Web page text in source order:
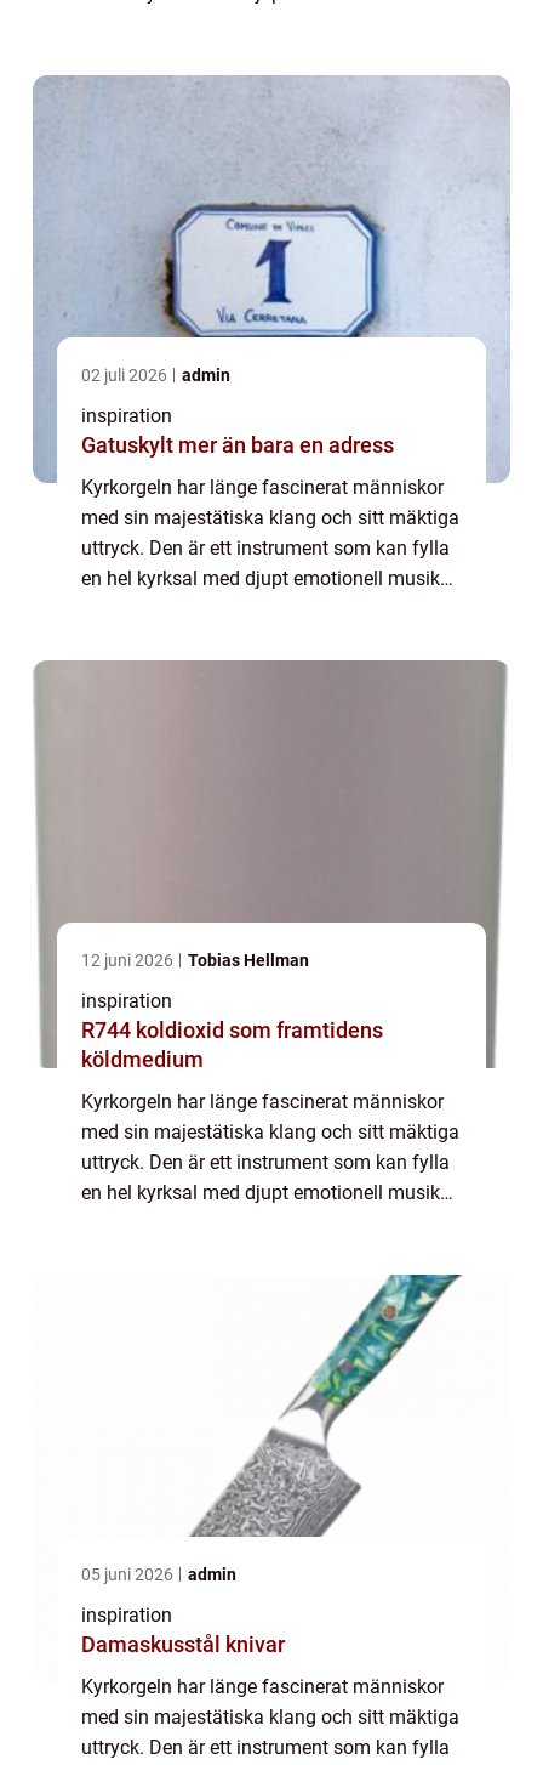
02 juli 2026 admin
inspiration
Gatuskylt mer än bara en adress
Kyrkorgeln har länge fascinerat människor
med sin majestätiska klang och sitt mäktiga
uttryck. Den är ett instrument som kan fylla
en hel kyrksal med djupt emotionell musik
12 juni 2026 Tobias Hellman
inspiration
R744 koldioxid som framtidens
köldmedium
Kyrkorgeln har länge fascinerat människor
med sin majestätiska klang och sitt mäktiga
uttryck. Den är ett instrument som kan fylla
en hel kyrksal med djupt emotionell musik
05 juni 2026 admin
inspiration
Damaskusstål knivar
Kyrkorgeln har länge fascinerat människor
med sin majestätiska klang och sitt mäktiga
uttryck. Den är ett instrument som kan fylla